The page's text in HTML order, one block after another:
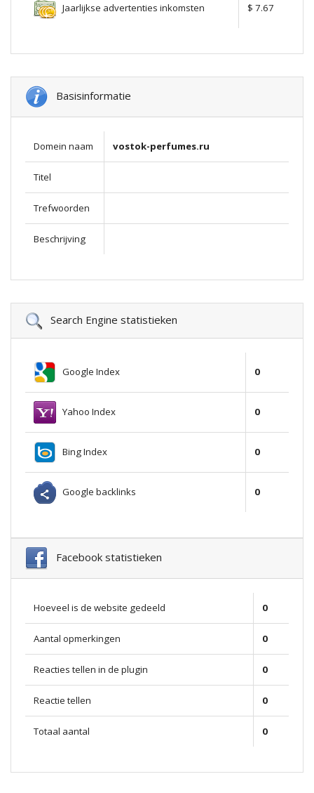
Jaarlijkse advertenties inkomsten $ 7.67
Basisinformatie
Domein naam vostok-perfumes.ru
Titel
Trefwoorden
Beschrijving
Search Engine statistieken
Google Index 0
Yahoo Index 0
Bing Index 0
Google backlinks 0
Facebook statistieken
Hoeveel is de website gedeeld 0
Aantal opmerkingen 0
Reacties tellen in de plugin 0
Reactie tellen 0
Totaal aantal 0